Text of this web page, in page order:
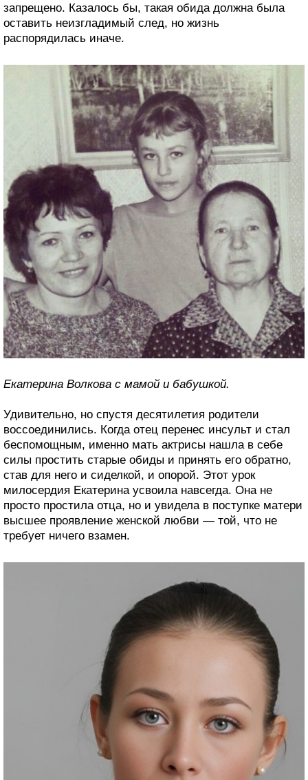
запрещено. Казалось бы, такая обида должна была
оставить неизгладимый след, но жизнь
распорядилась иначе.
Екатерина Волкова с мамой и бабушкой.
Удивительно, но спустя десятилетия родители
воссоединились. Когда отец перенес инсульт и стал
беспомощным, именно мать актрисы нашла в себе
силы простить старые обиды и принять его обратно,
став для него и сиделкой, и опорой. Этот урок
милосердия Екатерина усвоила навсегда. Она не
просто простила отца, но и увидела в поступке матери
высшее проявление женской любви — той, что не
требует ничего взамен.